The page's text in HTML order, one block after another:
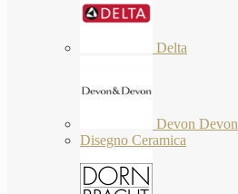
Delta
Devon Devon
Disegno Ceramica